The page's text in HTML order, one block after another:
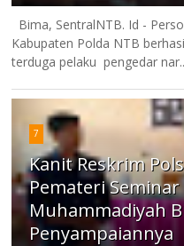
Bima, SentralNTB. Id -
Kabupaten Polda NTB
terduga pelaku pengedar
7
Kanit Reskrim
Pemateri
Muhammadiyah
Penyampaiannya